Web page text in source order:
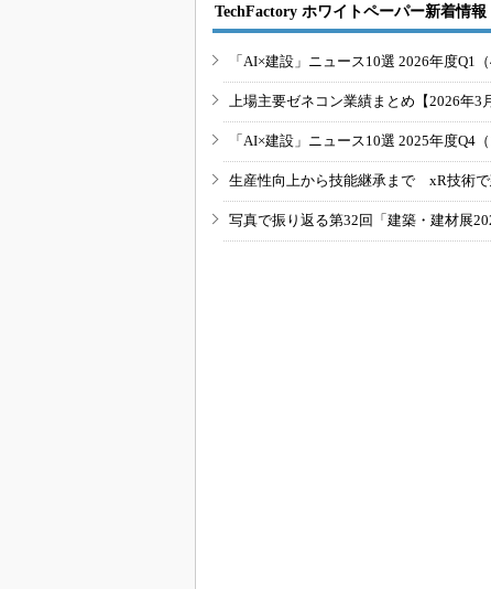
TechFactory ホワイトペーパー新着情報
「AI×建設」ニュース10選 2026年度Q1（
上場主要ゼネコン業績まとめ【2026年3
「AI×建設」ニュース10選 2025年度Q4（
生産性向上から技能継承まで xR技術で
写真で振り返る第32回「建築・建材展